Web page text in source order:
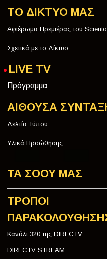
ΤΟ ΔΙΚΤΥΟ ΜΑΣ
Αφιέρωμα Πρεμιέρας του
Σχετικά με το Δίκτυο
LIVE TV
Πρόγραμμα
ΑΙΘΟΥΣΑ
Δελτία Τύπου
Υλικά Προώθησης
ΤΑ ΣΟΟΥ ΜΑΣ
ΤΡΟΠΟΙ
Κανάλι 320 της DIRECTV
DIRECTV STREAM